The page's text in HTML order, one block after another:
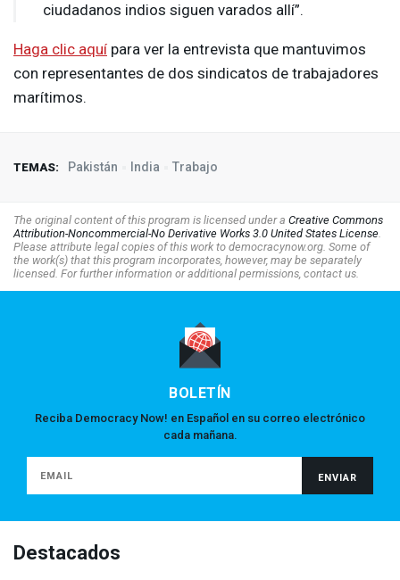
ciudadanos indios siguen varados allí”.
Haga clic aquí para ver la entrevista que mantuvimos
con representantes de dos sindicatos de trabajadores
marítimos.
TEMAS: Pakistán India Trabajo
The original content of this program is licensed under a Creative Commons
Attribution-Noncommercial-No Derivative Works 3.0 United States License.
Please attribute legal copies of this work to democracynow.org. Some of
the work(s) that this program incorporates, however, may be separately
licensed. For further information or additional permissions, contact us.
BOLETÍN
Reciba Democracy Now! en Español en su correo electrónico
cada mañana.
Destacados